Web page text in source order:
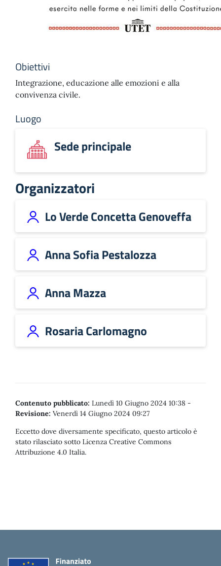
Obiettivi
Integrazione, educazione alle emozioni e alla
convivenza civile.
Luogo
Sede principale
Organizzatori
Lo Verde Concetta Genoveffa
Anna Sofia Pestalozza
Anna Mazza
Rosaria Carlomagno
Contenuto pubblicato: Lunedì 10 Giugno 2024 10:38 -
Revisione: Venerdì 14 Giugno 2024 09:27
Eccetto dove diversamente specificato, questo articolo è
stato rilasciato sotto Licenza Creative Commons
Attribuzione 4.0 Italia.